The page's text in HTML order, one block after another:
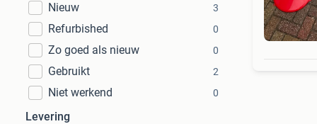
Nieuw
3
Refurbished 0
Zo goed als nieuw 0
Gebruikt 2
Niet werkend 0
Levering